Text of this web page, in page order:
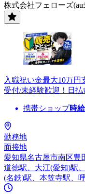
株式会社フェローズ
入職祝い金最大10万円
受付/未経験歓迎！日
携帯ショップ時給
勤務地
面接地
愛知県名古屋市南区豊
道徳駅、大江(愛知)駅
(名鉄)駅、本笠寺駅、